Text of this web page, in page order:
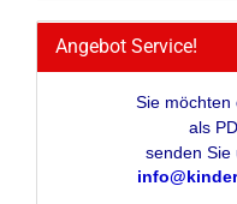
Angebot Service!
Sie möchten
als
senden Sie